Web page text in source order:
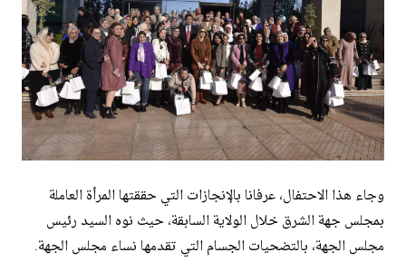
وجاء هذا الاحتفال، عرفانا بالإنجازات التي حققتها المرأة العاملة
بمجلس جهة الشرق خلال الولاية السابقة، حيث نوه السيد رئيس
مجلس الجهة، بالتضحيات الجسام التي تقدمها نساء مجلس الجهة.